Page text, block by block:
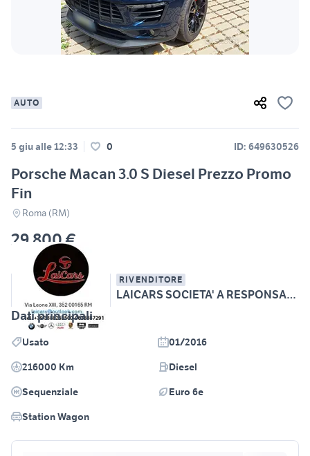
AUTO
5 giu alle 12:33 0 ID: 649630526
Porsche Macan 3.0 S Diesel Prezzo Promo
Fin
Roma (RM)
29.800 €
RIVENDITORE
LAICARS SOCIETA' A RESPONSABILITA' LIMITATA SEMPLI
Dati principali
Usato
01/2016
216000 Km
Diesel
Sequenziale
Euro 6e
Station Wagon